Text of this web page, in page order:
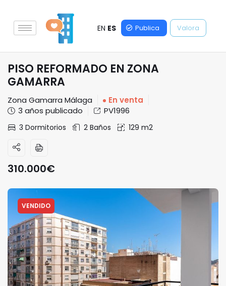
EN ES Publica Valora
PISO REFORMADO EN ZONA
GAMARRA
Zona Gamarra Málaga
En venta
3 años publicado
PV1996
3 Dormitorios 2 Baños 129 m2
310.000€
VENDIDO